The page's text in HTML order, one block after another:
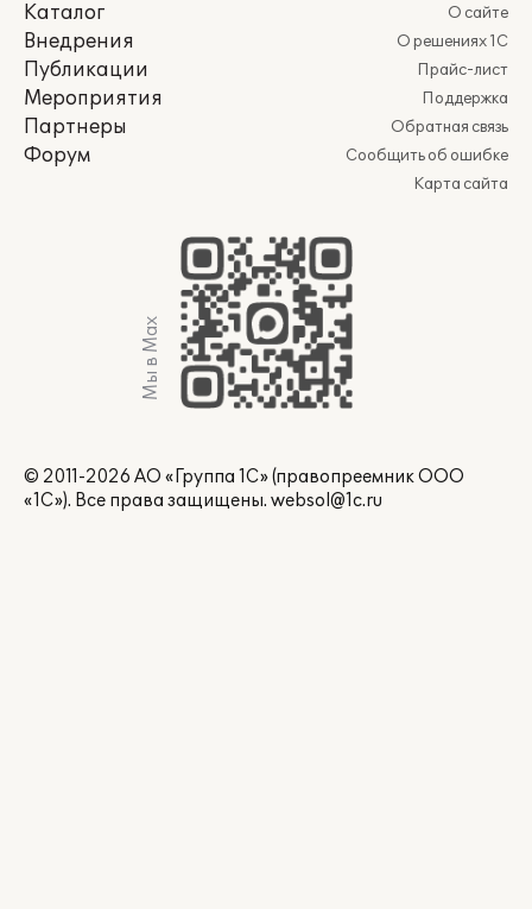
Каталог
Внедрения
Публикации
Мероприятия
Партнеры
Форум
О сайте
О решениях 1С
Прайс-лист
Поддержка
Обратная связь
Сообщить об ошибке
Карта сайта
Мы в Max
© 2011-2026 АО «Группа 1С» (правопреемник ООО
«1С»). Все права защищены. websol@1c.ru